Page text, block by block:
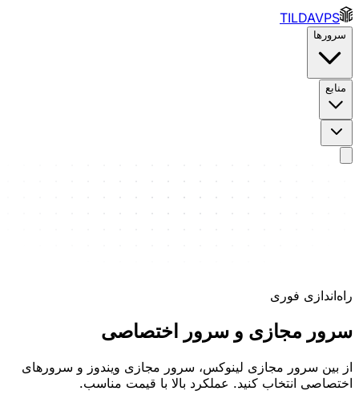
TILDAVPS
سرورها
منابع
راه‌اندازی فوری
سرور مجازی و سرور اختصاصی
از بین سرور مجازی لینوکس، سرور مجازی ویندوز و سرورهای
اختصاصی انتخاب کنید. عملکرد بالا با قیمت مناسب.